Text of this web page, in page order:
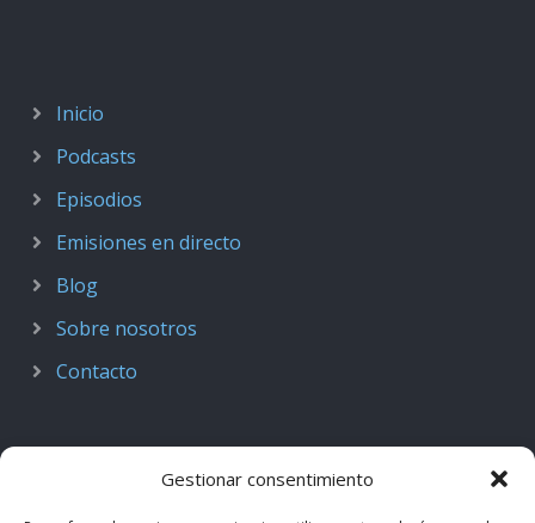
Gestionar consentimiento
Inicio
Podcasts
Episodios
Emisiones en directo
Blog
Sobre nosotros
Contacto